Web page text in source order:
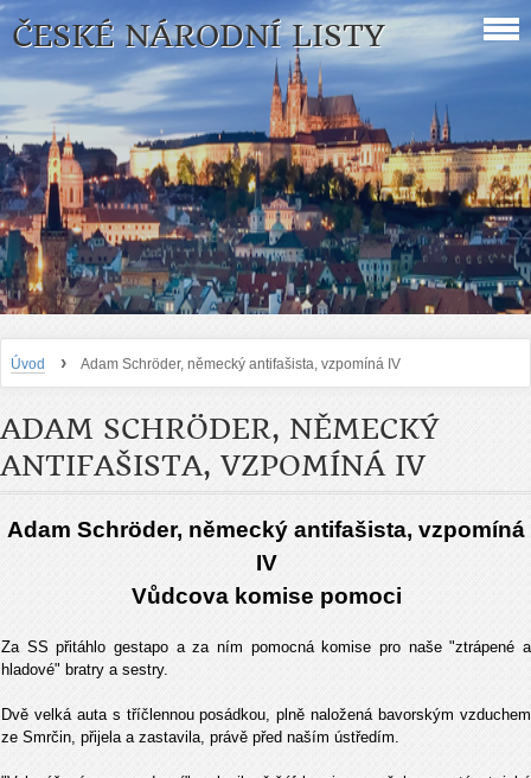
ČESKÉ NÁRODNÍ LISTY
Úvod › Adam Schröder, německý antifašista, vzpomíná IV
ADAM SCHRÖDER, NĚMECKÝ
ANTIFAŠISTA, VZPOMÍNÁ IV
Adam Schröder, německý antifašista, vzpomíná
IV
Vůdcova komise pomoci
Za SS přitáhlo gestapo a za ním pomocná komise pro naše "ztrápené a
hladové" bratry a sestry.
Dvě velká auta s tříčlennou posádkou, plně naložená bavorským vzduchem
ze Smrčin, přijela a zastavila, právě před naším ústředím.